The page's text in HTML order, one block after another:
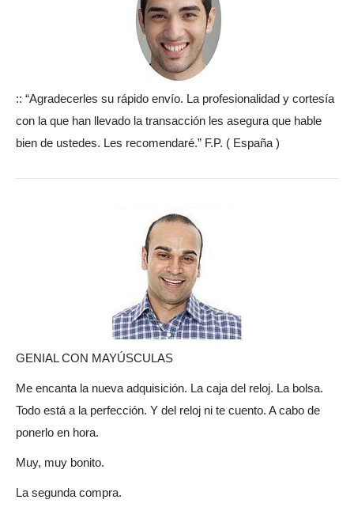
:: “Agradecerles su rápido envío. La profesionalidad y cortesía
con la que han llevado la transacción les asegura que hable
bien de ustedes. Les recomendaré.” F.P. ( España )
GENIAL CON MAYÚSCULAS
Me encanta la nueva adquisición. La caja del reloj. La bolsa.
Todo está a la perfección. Y del reloj ni te cuento. A cabo de
ponerlo en hora.
Muy, muy bonito.
La segunda compra.